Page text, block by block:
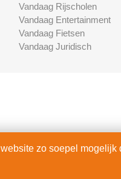
Vandaag Rijscholen
Vandaag Entertainment
Vandaag Fietsen
Vandaag Juridisch
zo soepel